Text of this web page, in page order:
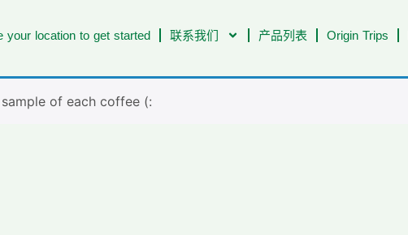
your location to get started 联系我们 产品列表 Origin Trips
of each coffee (: